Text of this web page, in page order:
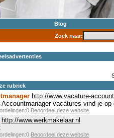
Blog
Zoek naar:
rubriek
http://www.vacature-
Accountmanager vacatures vind je
Beoordeel deze website
http://www.werkmakelaar.nl
Beoordeel deze website